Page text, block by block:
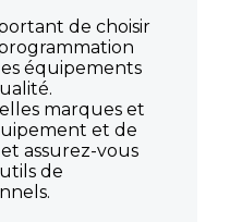
de choisir
équipements
marques et
et de
assurez-vous
de